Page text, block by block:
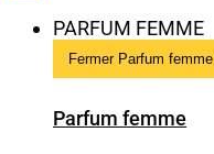
PARFUM FEMME
Fermer Parfum femme
Parfum femme